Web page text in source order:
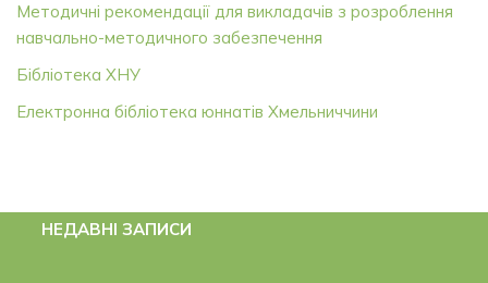
Методичні рекомендації для викладачів з розроблення
навчально-методичного забезпечення
Бібліотека ХНУ
Електронна бібліотека юннатів Хмельниччини
НЕДАВНІ ЗАПИСИ